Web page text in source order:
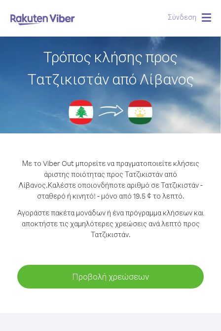
Σύνδεση
Τρόπος κλήσης προς
Τατζικιστάν από Λίβανος
Με το Viber Out μπορείτε να πραγματοποιείτε κλήσεις
άριστης ποιότητας προς Τατζικιστάν από
Λίβανος.Καλέστε οποιονδήποτε αριθμό σε Τατζικιστάν -
σταθερό ή κινητό! - μόνο από 19.5 ¢ το λεπτό.
Αγοράστε πακέτα μονάδων ή ένα πρόγραμμα κλήσεων και
αποκτήστε τις χαμηλότερες χρεώσεις ανά λεπτό προς
Τατζικιστάν.
Προβολή χρεώσεων